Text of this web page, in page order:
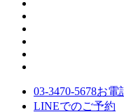
03-3470-5678お電
LINEでのご予約